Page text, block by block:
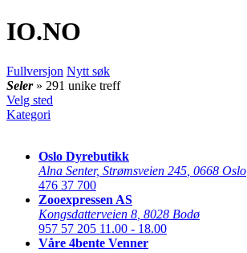
IO.NO
Fullversjon Nytt søk
Seler » 291 unike treff
Velg sted
Kategori
Oslo Dyrebutikk
Alna Senter, Strømsveien 245 0668 Oslo
476 37 700
Zooexpressen AS
Kongsdatterveien 8 8028 Bodø
957 57 205 11.00 - 18.00
Våre 4bente Venner